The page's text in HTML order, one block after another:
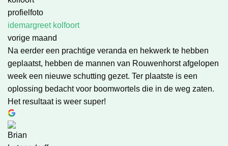
idemargreet kolfoort
vorige maand
Na eerder een prachtige veranda en hekwerk te hebben
geplaatst, hebben de mannen van Rouwenhorst afgelopen
week een nieuwe schutting gezet. Ter plaatste is een
oplossing bedacht voor boomwortels die in de weg zaten.
Het resultaat is weer super!